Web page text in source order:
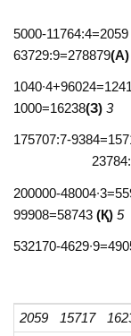
5000-
63729:9=278879(А)
1000=16238(З) 3
175707:7-
200000-
99908=58743(Қ) 5
532170-
2059 15717